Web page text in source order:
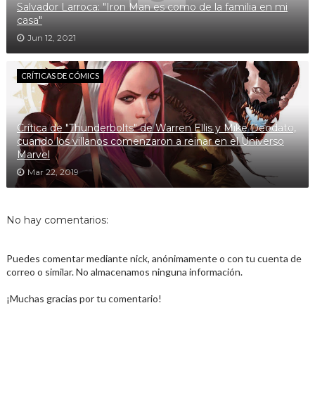
Salvador Larroca: "Iron Man es como de la familia en mi
casa"
Jun 12, 2021
CRÍTICAS DE CÓMICS
Crítica de "Thunderbolts" de Warren Ellis y Mike Deodato,
cuando los villanos comenzaron a reinar en el Universo
Marvel
Mar 22, 2019
No hay comentarios:
Puedes comentar mediante nick, anónimamente o con tu cuenta de
correo o similar. No almacenamos ninguna información.
¡Muchas gracias por tu comentario!